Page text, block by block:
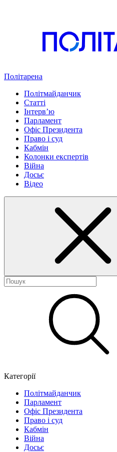
Політарена
Політмайданчик
Статті
Інтервʼю
Парламент
Офіс Президента
Право і суд
Кабмін
Колонки експертів
Війна
Досьє
Відео
Категорії
Політмайданчик
Парламент
Офіс Президента
Право і суд
Кабмін
Війна
Досьє